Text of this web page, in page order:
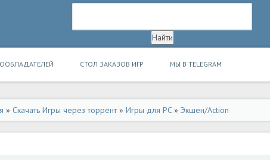
СТОЛ ЗАКАЗОВ ИГР МЫ В TELEGRAM
» Скачать Игры через торрент» Игры для PC» Экшен/Action